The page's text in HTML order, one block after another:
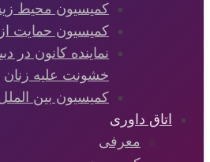
کمیسیون محیط
کمیسیون حمایت از
نماینده کانون در
خشونت علیه زنان
کمیسیون بین
اتاق داوری
معرفی